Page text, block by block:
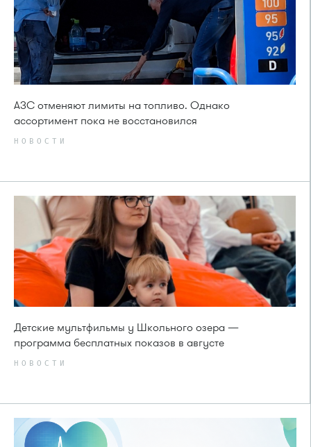
АЗС отменяют лимиты на топливо. Однако
ассортимент пока не восстановился
НОВОСТИ
Детские мультфильмы у Школьного озера —
программа бесплатных показов в августе
НОВОСТИ